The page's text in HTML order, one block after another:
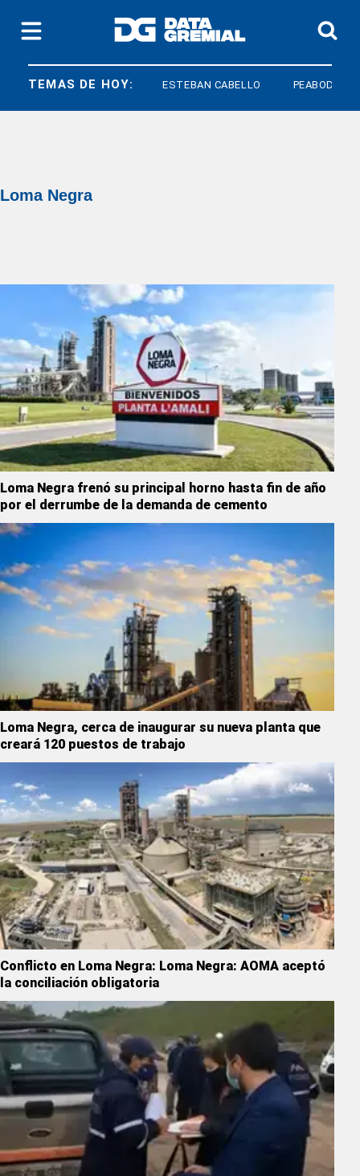
TEMAS DE HOY: ESTEBAN CABELLO PEABODY
Loma Negra
Loma Negra frenó su principal horno hasta fin de año
por el derrumbe de la demanda de cemento
Loma Negra, cerca de inaugurar su nueva planta que
creará 120 puestos de trabajo
Conflicto en Loma Negra: Loma Negra: AOMA aceptó
la conciliación obligatoria